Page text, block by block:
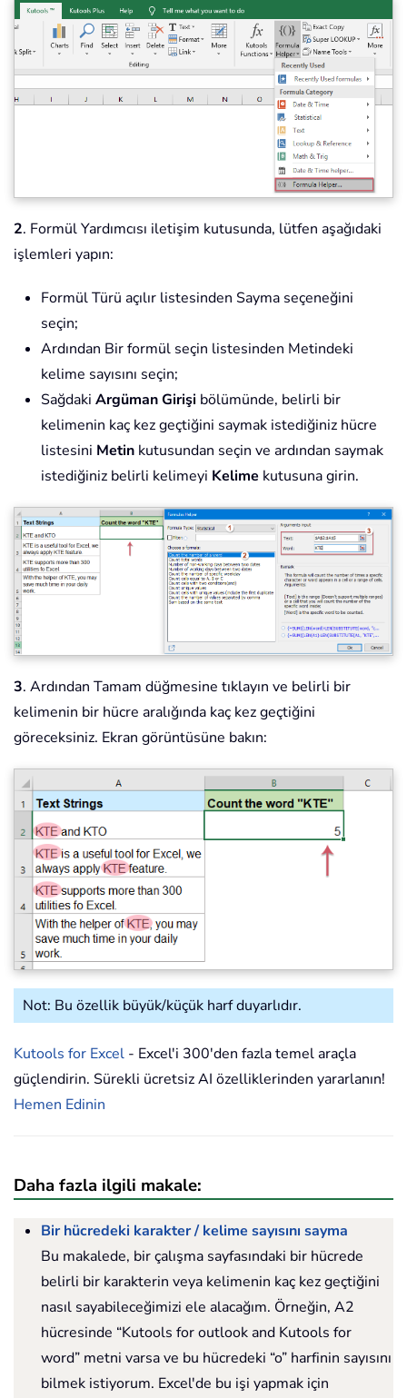
2. Formül Yardımcısı iletişim kutusunda, lütfen aşağıdaki
işlemleri yapın:
Formül Türü açılır listesinden Sayma seçeneğini
seçin;
Ardından Bir formül seçin listesinden Metindeki
kelime sayısını seçin;
Sağdaki Argüman Girişi bölümünde, belirli bir
kelimenin kaç kez geçtiğini saymak istediğiniz hücre
listesini Metin kutusundan seçin ve ardından saymak
istediğiniz belirli kelimeyi Kelime kutusuna girin.
3. Ardından Tamam düğmesine tıklayın ve belirli bir
kelimenin bir hücre aralığında kaç kez geçtiğini
göreceksiniz. Ekran görüntüsüne bakın:
Not: Bu özellik büyük/küçük harf duyarlıdır.
Kutools for Excel - Excel'i 300'den fazla temel araçla
güçlendirin. Sürekli ücretsiz AI özelliklerinden yararlanın!
Hemen Edinin
Daha fazla ilgili makale:
Bir hücredeki karakter / kelime sayısını sayma
Bu makalede, bir çalışma sayfasındaki bir hücrede
belirli bir karakterin veya kelimenin kaç kez geçtiğini
nasıl sayabileceğimizi ele alacağım. Örneğin, A2
hücresinde “Kutools for outlook and Kutools for
word” metni varsa ve bu hücredeki “o” harfinin sayısını
bilmek istiyorum. Excel'de bu işi yapmak için